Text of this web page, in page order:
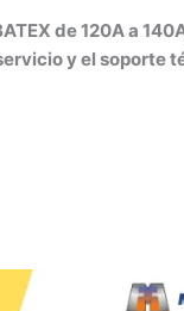
de 120A a
y el soporte